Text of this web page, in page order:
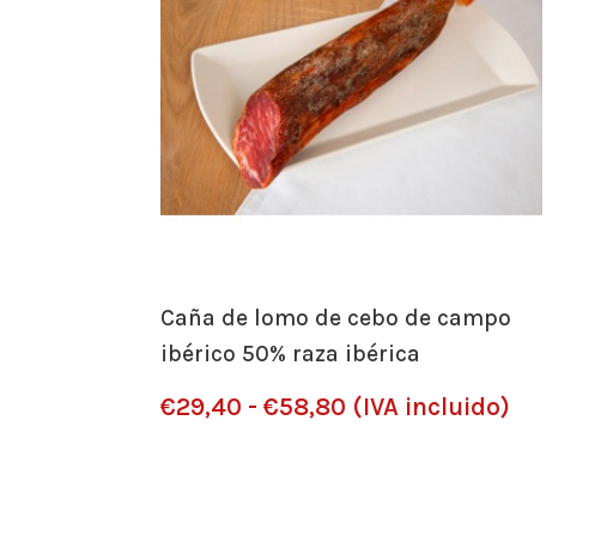
Caña de lomo de cebo de campo
ibérico 50% raza ibérica
€29,40 - €58,80 Rango
(IVA incluido)